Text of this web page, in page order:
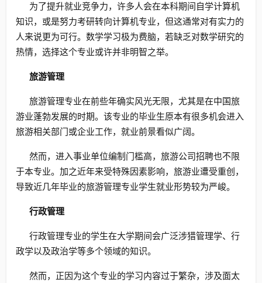
为了提升就业竞争力，许多人会在本科期间自学计算机
知识，或是努力考研转向计算机专业，但这通常对有实力的
人来说更为可行。数学学习极为费脑，若缺乏对数学研究的
热情，选择这个专业或许并非明智之举。
旅游管理
旅游管理专业在前些年确实风光无限，尤其是在中国旅
游业蓬勃发展的时期。该专业的毕业生原本有很多机会进入
旅游相关部门或企业工作，就业前景看似广阔。
然而，进入事业单位编制门槛高，旅游公司招聘也不限
于本专业。加之近年来受特殊因素影响，旅游业遭受重创，
导致近几年毕业的旅游管理专业学生就业形势较为严峻。
行政管理
行政管理专业的学生在大学期间会广泛涉猎管理学、行
政学以及政治学等多个领域的知识。
然而，正因为这个专业的学习内容过于繁杂，涉及面太